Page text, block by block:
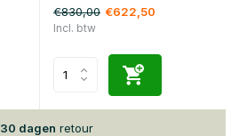
€830,00 €622,50
Incl. btw
30 dagen retour